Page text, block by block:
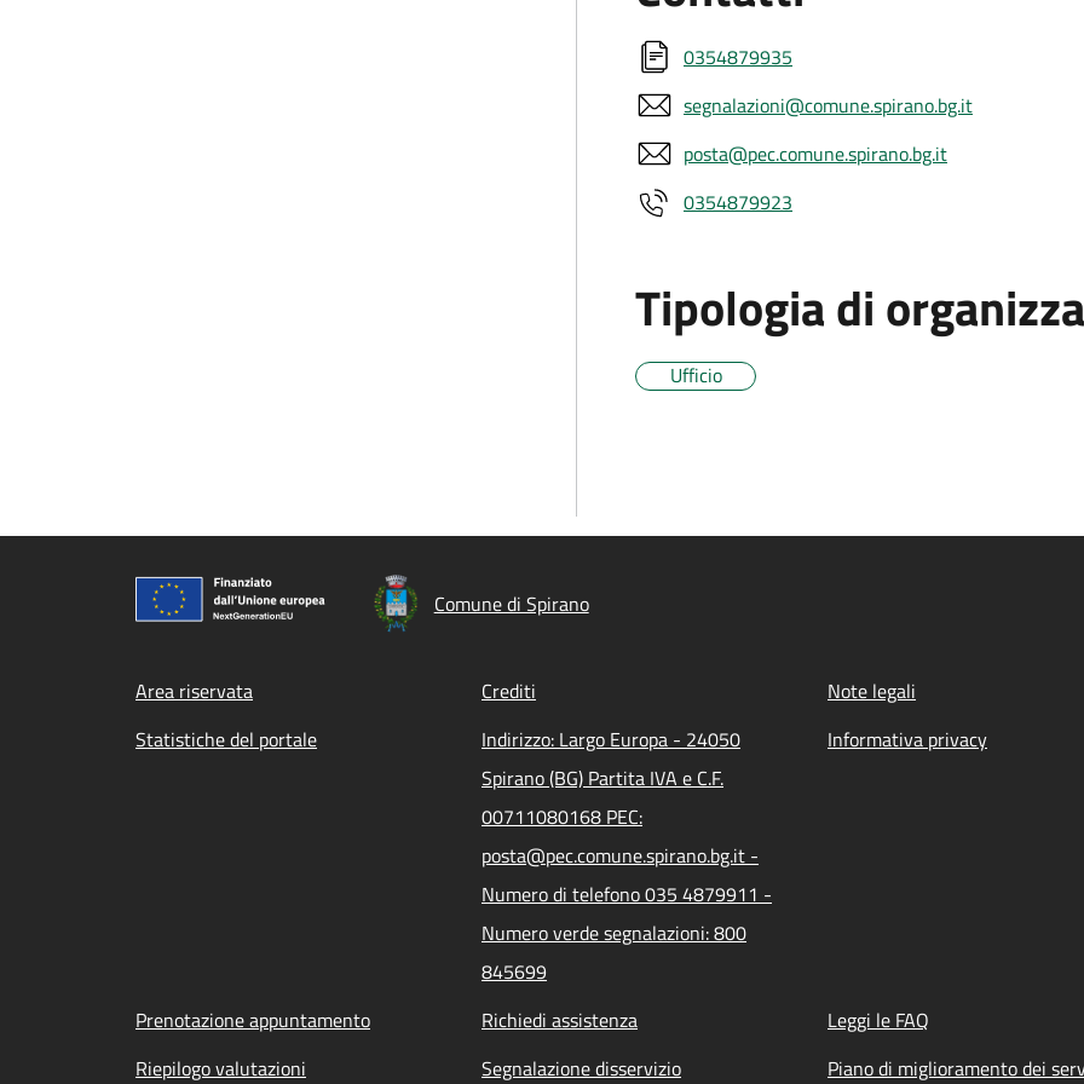
0354879935
segnalazioni@comune.spirano.bg.it
posta@pec.comune.spirano.bg.it
0354879923
Tipologia di
Ufficio
Comune di Spirano
Footer menu
Area riservata Crediti Note legali
Statistiche del portale
Indirizzo: Largo Europa - 24050
Spirano (BG) Partita IVA e C.F.
00711080168 PEC:
posta@pec.comune.spirano.bg.it -
Numero di telefono 035 4879911 -
Numero verde segnalazioni: 800
845699
Informativa privacy
Prenotazione appuntamento Richiedi assistenza Leggi le FAQ
Riepilogo valutazioni
Segnalazione disservizio Piano di miglioramento dei